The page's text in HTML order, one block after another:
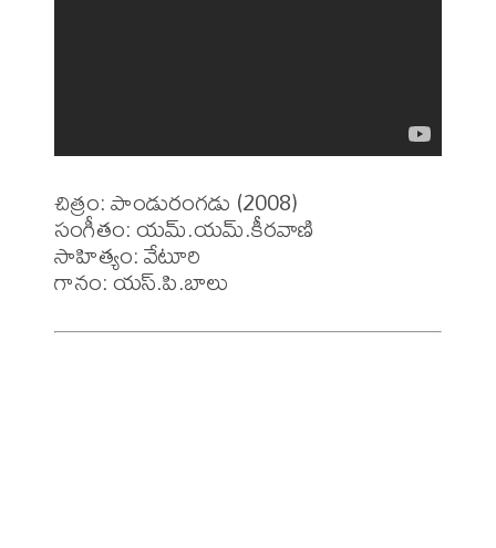
చిత్రం: పాండురంగడు (2008)
సంగీతం: యమ్.యమ్.కీరవాణి
సాహిత్యం: వేటూరి